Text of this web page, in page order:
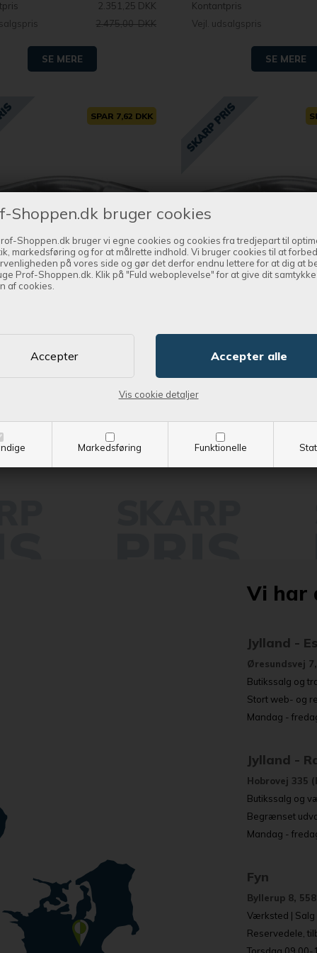
Shoppen.dk bruger cookies
Shoppen.dk bruger vi egne cookies og cookies fra tredjepart til
markedsføring og for at målrette indhold. Vi bruger cookies til at
på vores side og gør det derfor endnu lettere for at dig at
Prof-Shoppen.dk. Klik på "Fuld weboplevelse" for at give dit
af cookies.
Markedsføring Funktionelle
Vis cookie detaljer
2.351,25 DKK
2.475,00 DKK
SE MERE
Kontantpris
Vejl. udsalgspris
SE MERE
SPAR 7,62 DKK
Bestil nu !
Vi har
Jylland -
Øresundsvej
Butikssalg og
Stort web- og
Mandag -
Jylland -
Hobrovej 335
Butikssalg og
Begrænset
Mandag -
Fyn
Byllerup 8,
Værksted | Salg
Reservedele,